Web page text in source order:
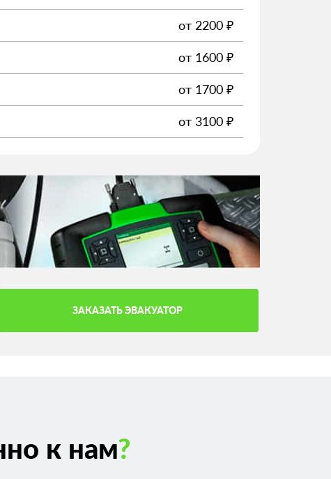
от 2200 ₽
от 1600 ₽
от 1700 ₽
от 3100 ₽
ЗАКАЗАТЬ ЭВАКУАТОР
к нам?